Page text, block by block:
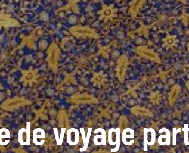
de voyage